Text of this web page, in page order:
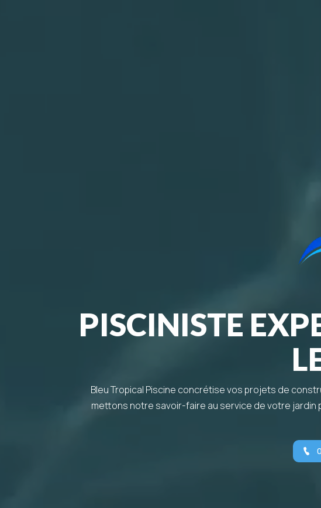
PISCINISTE
Bleu Tropical Piscine concrétise vos projets de
mettons notre savoir-faire au service de votre